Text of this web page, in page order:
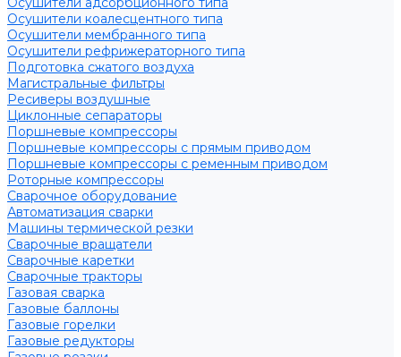
Осушители коалесцентного типа
Осушители мембранного типа
Осушители рефрижераторного типа
Подготовка сжатого воздуха
Магистральные фильтры
Ресиверы воздушные
Циклонные сепараторы
Поршневые компрессоры
Поршневые компрессоры с прямым приводом
Поршневые компрессоры с ременным приводом
Роторные компрессоры
Сварочное оборудование
Автоматизация сварки
Машины термической резки
Сварочные вращатели
Сварочные каретки
Сварочные тракторы
Газовая сварка
Газовые баллоны
Газовые горелки
Газовые редукторы